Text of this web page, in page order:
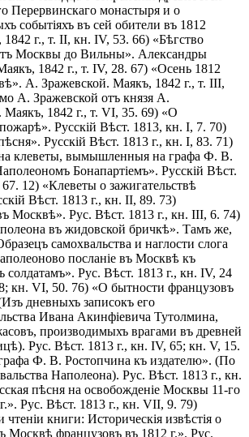
Перервинскаго монастыря и о
событіяхъ въ сей обители въ 1812
г., т. II, кн. IV, 53. 66) «Бѣгство
Москвы до Вильны». Александры
1842 г., т. IV, 28. 67) «Осень 1812
А. Зражевской. Маякъ, 1842 г., т. III,
А. Зражевской отъ князя А.
Маякъ, 1842 г., т. VI, 35. 69) «О
Русскій Вѣст. 1813, кн. I, 7. 70)
Русскій Вѣст. 1813 г., кн. I, 83. 71)
клеветы, вымышленныя на графа Ф. В.
Бонапартіемъ». Русскій Вѣст.
12) «Клеветы о зажигательствѣ
Вѣст. 1813 г., кн. II, 89. 73)
Москвѣ». Рус. Вѣст. 1813 г., кн. III, 6. 74)
въ жидовской бричкѣ». Тамъ же,
самохвальства и наглости слога
посланіе въ Москвѣ къ
солдатамъ». Рус. Вѣст. 1813 г., кн. IV, 24
кн. VI, 50. 76) «О бытности французовъ
дневныхъ записокъ его
Ивана Акинфіевича Тутолмина,
производимыхъ врагами въ древней
Рус. Вѣст. 1813 г., кн. IV, 65; кн. V, 15.
Ф. В. Ростопчина къ издателю». (По
Наполеона). Рус. Вѣст. 1813 г., кн.
пѣсня на освобожденіе Москвы 11-го
Рус. Вѣст. 1813 г., кн. VII, 9. 79)
чтеніи книги: Историческія извѣстія о
Москвѣ французовъ въ 1812 г.». Рус.